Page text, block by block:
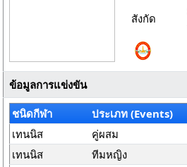
สังกัด
ข้อมูลการแข่งขัน
ชนิดกีฬา
ประเภท (Events)
เทนนิส
คู่ผสม
เทนนิส
ทีมหญิง